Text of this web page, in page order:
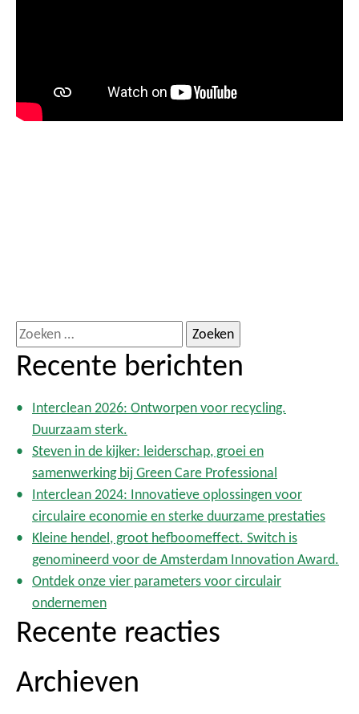
Z
o
e
Recente berichten
Interclean 2026: Ontworpen voor recycling.
Duurzaam sterk.
Steven in de kijker: leiderschap, groei en
samenwerking bij Green Care Professional
Interclean 2024: Innovatieve oplossingen voor
circulaire economie en sterke duurzame prestaties
Kleine hendel, groot hefboomeffect. Switch is
genomineerd voor de Amsterdam Innovation Award.
Ontdek onze vier parameters voor circulair
ondernemen
Recente reacties
Archieven